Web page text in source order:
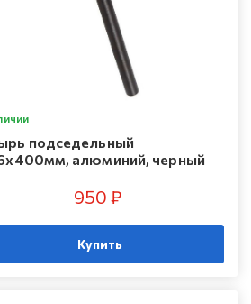
подседельный
алюминий, черный
950 ₽
Купить